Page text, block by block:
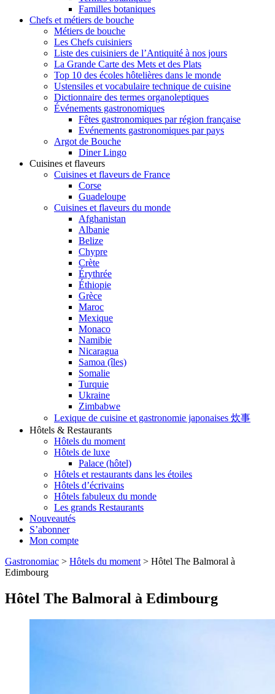
Familles botaniques
Chefs et métiers de bouche
Métiers de bouche
Les Chefs cuisiniers
Liste des cuisiniers de l’Antiquité à nos jours
La Grande Carte des Mets et des Plats
Top 10 des écoles hôtelières dans le monde
Ustensiles et vocabulaire technique de cuisine
Dictionnaire des termes organoleptiques
Événements gastronomiques
Fêtes gastronomiques par région française
Evénements gastronomiques par pays
Argot de Bouche
Diner Lingo
Cuisines et flaveurs
Cuisines et flaveurs de France
Corse
Guadeloupe
Cuisines et flaveurs du monde
Afghanistan
Albanie
Belize
Chypre
Crète
Érythrée
Éthiopie
Grèce
Maroc
Mexique
Monaco
Namibie
Nicaragua
Samoa (îles)
Somalie
Turquie
Ukraine
Zimbabwe
Lexique de cuisine et gastronomie japonaises 炊事
Hôtels & Restaurants
Hôtels du moment
Hôtels de luxe
Palace (hôtel)
Hôtels et restaurants dans les étoiles
Hôtels d’écrivains
Hôtels fabuleux du monde
Les grands Restaurants
Nouveautés
S’abonner
Mon compte
Gastronomiac > Hôtels du moment > Hôtel The Balmoral à
Edimbourg
Hôtel The Balmoral à Edimbourg